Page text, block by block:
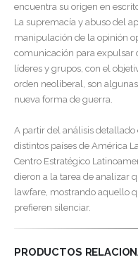
encuentra su origen en
La supremacía y abuso del
manipulación de la opinión
comunicación para expulsar
líderes y grupos, con el
orden neoliberal, son
nueva forma de guerra.
A partir del análisis detallado
distintos países de América
Centro Estratégico
dieron a la tarea de analizar
lawfare, mostrando aquello
prefieren silenciar.
PRODUCTOS